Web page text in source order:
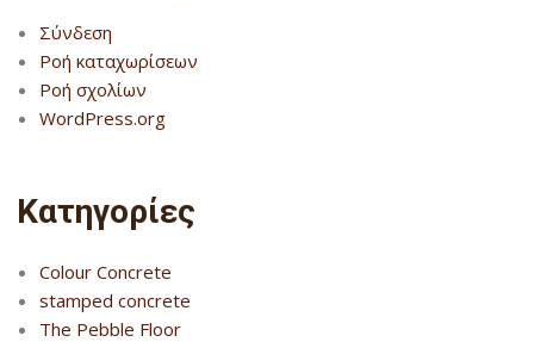
Σύνδεση
Ροή καταχωρίσεων
Ροή σχολίων
WordPress.org
Kατηγορίες
Colour Concrete
stamped concrete
The Pebble Floor